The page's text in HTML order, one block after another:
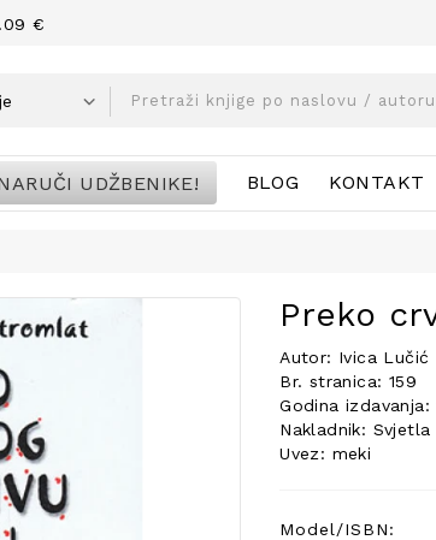
€
UDŽBENIKE! BLOG KONTAKT
Preko
Autor: Ivica Lučić
Br. stranica: 159
Godina izdavanja:
Nakladnik: Svjetla
Uvez: meki
Model/ISBN: